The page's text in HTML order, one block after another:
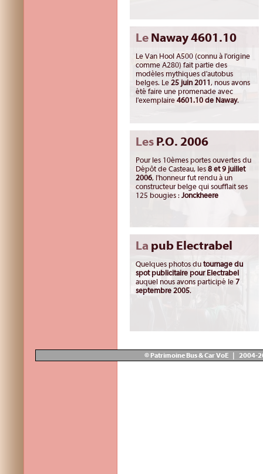
Le Naway 4601.10
Le Van Hool A500 (connu à l'origine
comme A280) fait partie des
modèles mythiques d'autobus
belges. Le 25 juin 2011, nous avons
été faire une promenade avec
l'exemplaire 4601.10 de Naway.
Les P.O. 2006
Pour les 10èmes portes ouvertes du
Dépôt de Casteau, les 8 et 9 juillet
2006, l'honneur fut rendu à un
constructeur belge qui soufflait ses
125 bougies : Jonckheere
La pub Electrabel
Quelques photos du tournage du
spot publicitaire pour Electrabel
auquel nous avons participé le 7
septembre 2005.
© Patrimoine Bus & Car VoE |